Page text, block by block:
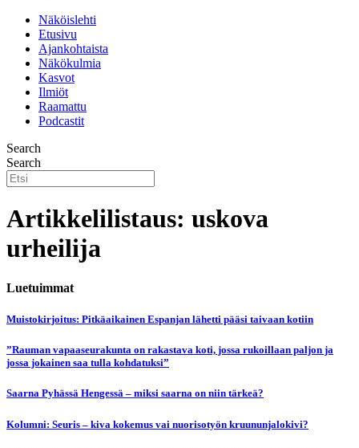
Näköislehti
Etusivu
Ajankohtaista
Näkökulmia
Kasvot
Ilmiöt
Raamattu
Podcastit
Search
Search
Artikkelilistaus: uskova
urheilija
Luetuimmat
Muistokirjoitus: Pitkäaikainen Espanjan lähetti pääsi taivaan kotiin
”Rauman vapaaseurakunta on rakastava koti, jossa rukoillaan paljon ja
jossa jokainen saa tulla kohdatuksi”
Saarna Pyhässä Hengessä – miksi saarna on niin tärkeä?
Kolumni: Seuris – kiva kokemus vai nuorisotyön kruununjalokivi?